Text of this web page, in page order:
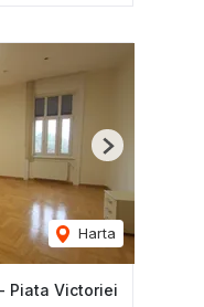
Harta
Next
Piata Victoriei